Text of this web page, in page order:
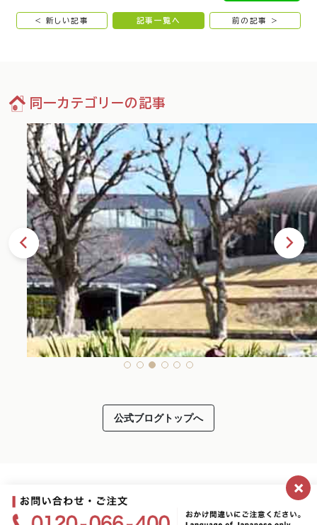
< 新しい記事 記事一覧へ 前の記事 >
同一カテゴリーの記事
公式ブログトップへ
×